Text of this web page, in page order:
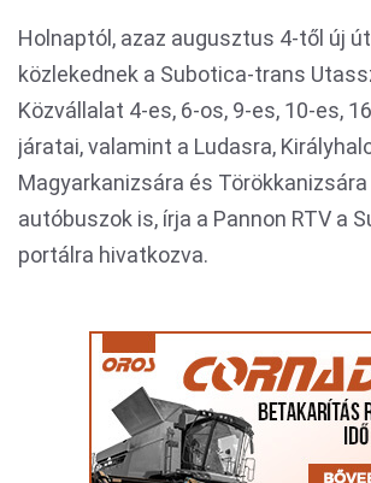
Holnaptól, azaz augusztus 4-től új
közlekednek a Subotica-trans
Közvállalat 4-es, 6-os, 9-es, 10-es,
járatai, valamint a Ludasra,
Magyarkanizsára és
autóbuszok is, írja a Pannon RTV a
portálra hivatkozva.